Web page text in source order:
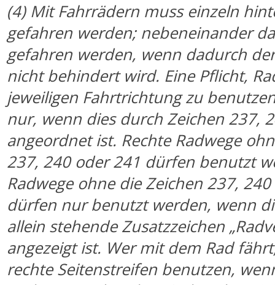
(4) Mit Fahrrädern muss einzeln
gefahren werden; nebeneinander
gefahren werden, wenn dadurch
nicht behindert wird. Eine Pflicht,
jeweiligen Fahrtrichtung zu
nur, wenn dies durch Zeichen 237,
angeordnet ist. Rechte Radwege
237, 240 oder 241 dürfen benutzt
Radwege ohne die Zeichen 237,
dürfen nur benutzt werden, wenn
allein stehende Zusatzzeichen
angezeigt ist. Wer mit dem Rad
rechte Seitenstreifen benutzen,